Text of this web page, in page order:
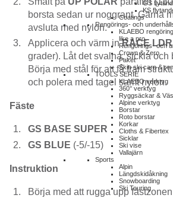
GS
KS
Coatings
Rengörings- och
KLAEBO
like a pro.
Rengörings- och
Crown & Zero
Paket
Skin ski care &
TOOLS SERIE
KLAEBO verktyg
360° verktyg
Ryggsäckar &
Alpine verktyg
Borstar
Roto borstar
Korkar
Cloths & Fibertex
Sicklar
Ski vise
Vallajärn
Sports
Alpin
Längdskidåkning
Snowboarding
Ski Touring
borsta sedan ur noggrant. Gärna
avsluta med nylon.
Applicera och värm inRACE
grader). Låt det svalna, sickla och
Börja med stål för att få fram
och polera med tagel samt nylon.
Fäste
GS BASE SUPER
GS BLUE (-5/-15)
Instruktion
Börja med att rugga upp